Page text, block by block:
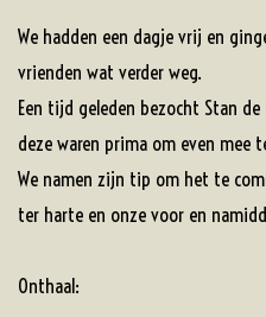
We hadden een dagje vrij en
vrienden wat verder weg.
Een tijd geleden bezocht Stan
deze waren prima om even mee
We namen zijn tip om het te
ter harte en onze voor en
Onthaal: